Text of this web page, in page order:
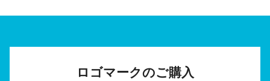
ロゴマークのご購入